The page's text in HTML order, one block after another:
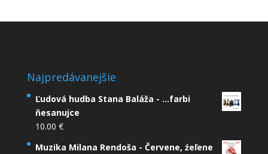
Najpredávanejšie
Ľudová hudba Stana Baláža - ...farbi
ňesanujce
10.00 €
Muzika Milana Rendoša - Červene, źeľene